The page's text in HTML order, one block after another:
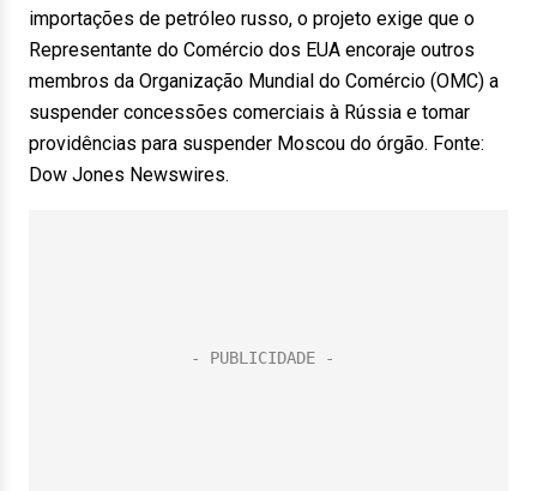
importações de petróleo russo, o projeto exige que o
Representante do Comércio dos EUA encoraje outros
membros da Organização Mundial do Comércio (OMC) a
suspender concessões comerciais à Rússia e tomar
providências para suspender Moscou do órgão. Fonte:
Dow Jones Newswires.